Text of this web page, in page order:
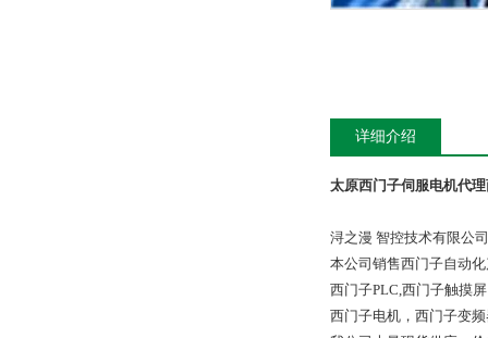
详细介绍
太原西门子伺服电机代
浔之漫 智控技术有限公
本公司销售西门子自动
西门子PLC,西门子触摸
西门子电机，西门子变